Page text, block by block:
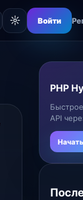
☼ Войти
PHP
API